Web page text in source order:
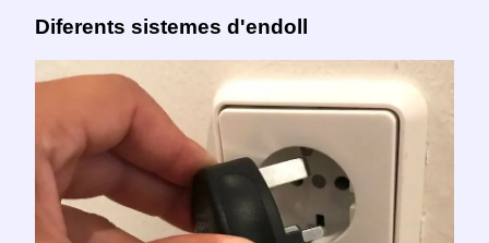
Diferents sistemes d'endoll